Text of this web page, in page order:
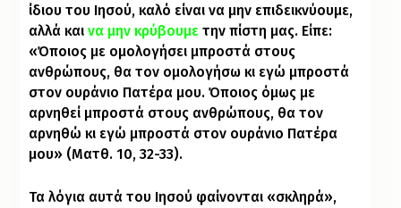
ίδιου του Ιησού, καλό είναι να μην επιδεικνύουμε,
αλλά καινα μην κρύβουμε την πίστη μας. Είπε:
«Όποιος με ομολογήσει μπροστά στους
ανθρώπους, θα τον ομολογήσω κι εγώ μπροστά
στον ουράνιο Πατέρα μου. Όποιος όμως με
αρνηθεί μπροστά στους ανθρώπους, θα τον
αρνηθώ κι εγώ μπροστά στον ουράνιο Πατέρα
μου» (Ματθ. 10, 32-33).
Τα λόγια αυτά του Ιησού φαίνονται «σκληρά»,